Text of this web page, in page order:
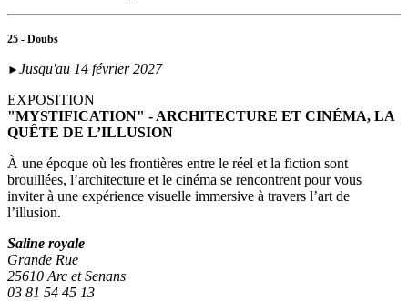
25 - Doubs
► Jusqu'au 14 février 2027
EXPOSITION
"MYSTIFICATION" - ARCHITECTURE ET CINÉMA, LA
QUÊTE DE L’ILLUSION
À une époque où les frontières entre le réel et la fiction sont
brouillées, l’architecture et le cinéma se rencontrent pour vous
inviter à une expérience visuelle immersive à travers l’art de
l’illusion.
Saline royale
Grande Rue
25610 Arc et Senans
03 81 54 45 13